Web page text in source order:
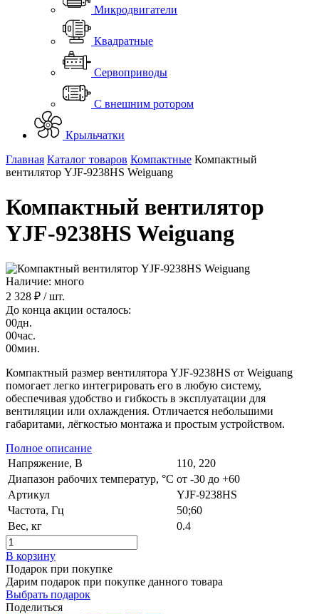
Микродвигатели
Квадратные
Сервоприводы
С внешним ротором
Крыльчатки
Главная Каталог товаров Компактные Компактный
вентилятор YJF-9238HS Weiguang
Компактный вентилятор
YJF-9238HS Weiguang
Наличие: много
2 328 ₽ / шт.
До конца акции осталось:
00дн.
00час.
00мин.
Компактный размер вентилятора YJF-9238HS от Weiguang
помогает легко интегрировать его в любую систему,
обеспечивая удобство и гибкость в эксплуатации для
вентиляции или охлаждения. Отличается небольшими
габаритами, лёгкостью монтажа и простым устройством.
Полное описание
Напряжение, В
110, 220
Диапазон рабочих температур, °C от -30 до +60
Артикул
YJF-9238HS
Частота, Гц
50;60
Вес, кг
0.4
В корзину
Подарок при покупке
Дарим подарок при покупке данного товара
Выбрать подарок
Поделиться